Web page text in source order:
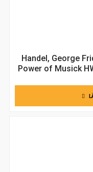
Handel, George
Power of Musick